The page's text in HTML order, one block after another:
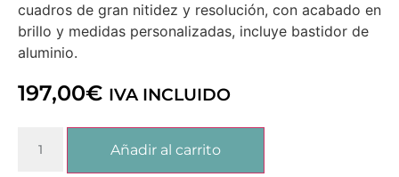
cuadros de gran nitidez y resolución, con acabado en
brillo y medidas personalizadas, incluye bastidor de
aluminio.
197,00€ IVA INCLUIDO
Añadir al carrito